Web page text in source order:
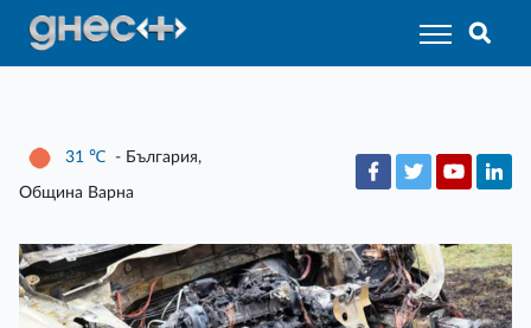
31 ℃ - България,
Община Варна